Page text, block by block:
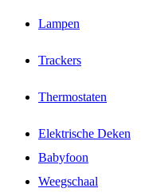
Lampen
Trackers
Thermostaten
Elektrische Deken
Babyfoon
Weegschaal